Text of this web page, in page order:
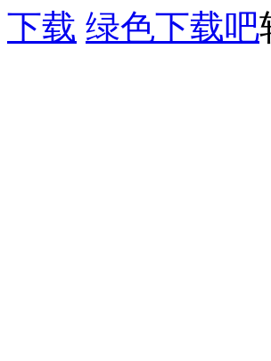
[b]整理时间:[/b] 2013-07-19
[b]开 发 商:[/b] [url=]Home page[/url]
下载 绿色下载吧